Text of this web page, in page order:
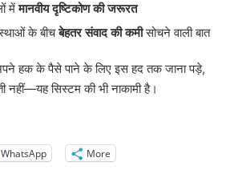
मेंमानवीय दृष्टिकोण की जरूरत
के बीचबेहतर संवाद की कमीसोचने वाली बात
हक के पैसे पाने के लिए इस हद तक जाना पड़े,
नहीं—यह सिस्टम की भी नाकामी है।
WhatsApp
More